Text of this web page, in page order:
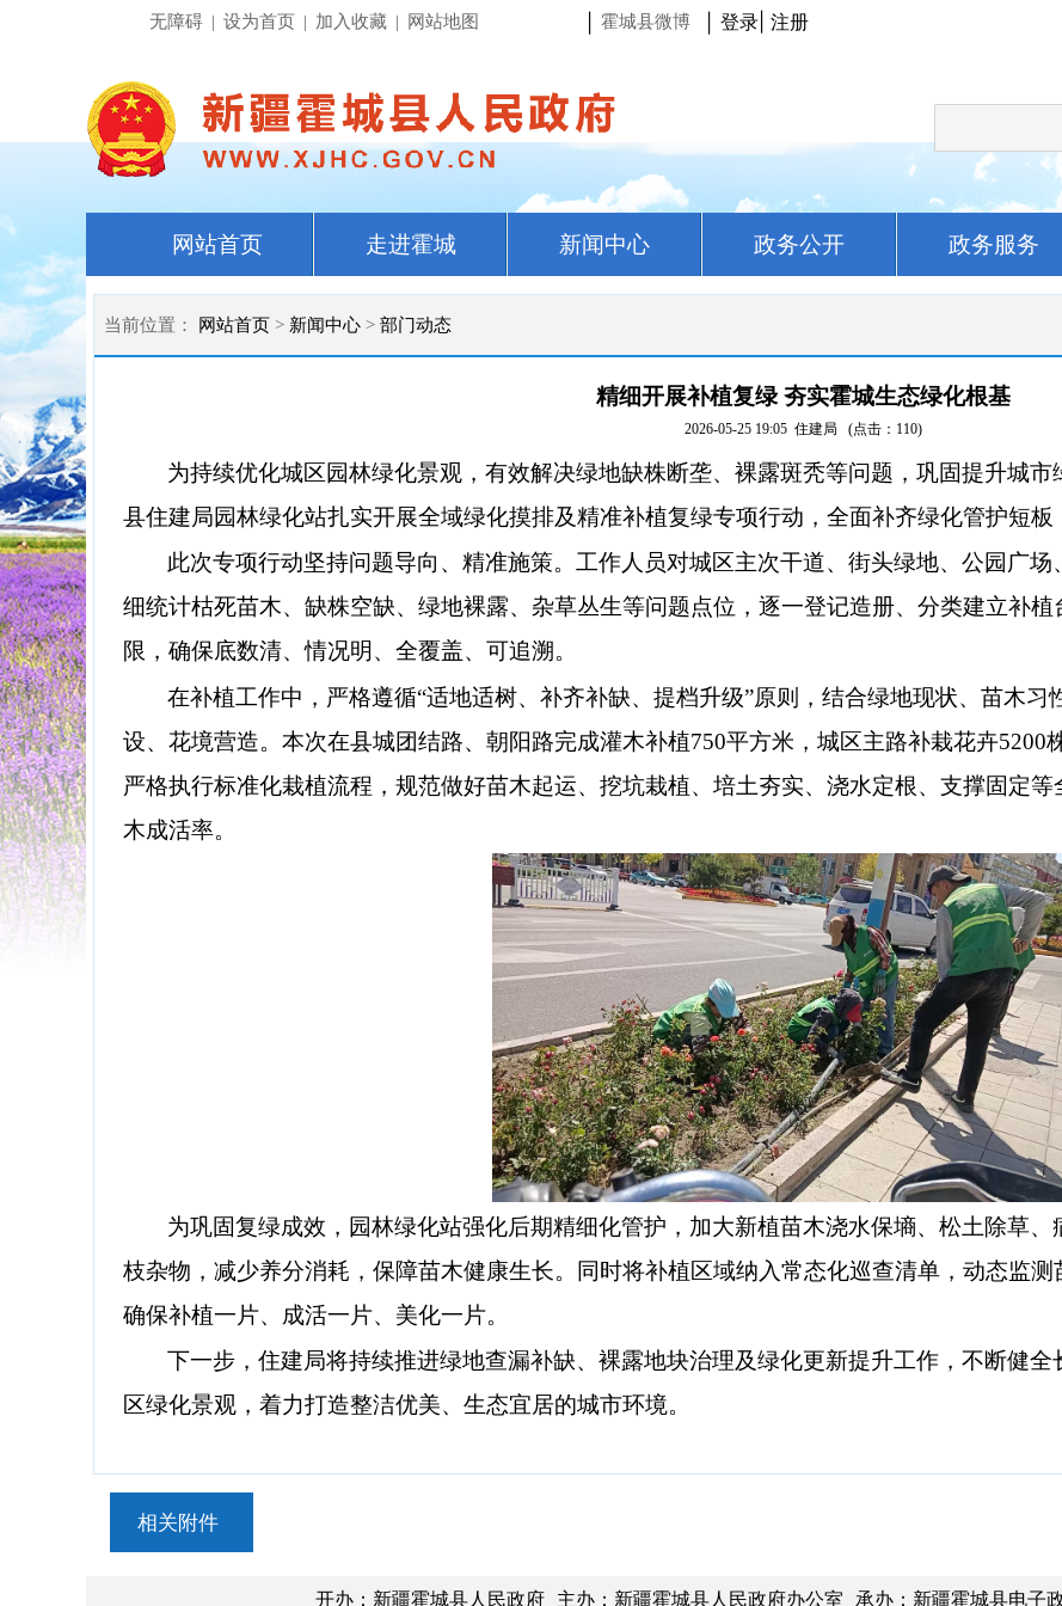
无障碍 | 设为首页 | 加入收藏 | 网站地图 霍城县微博 登录 注册
网站首页 走进霍城 新闻中心 政务公开 政务服务
当前位置： 网站首页 > 新闻中心 > 部门动态
精细开展补植复绿 夯实霍城生态绿化根基
2026-05-25 19:05 住建局 (点击： 110)
为持续优化城区园林绿化景观，有效解决绿地缺株断垄、裸露斑秃等问题，巩固提升城市
县住建局园林绿化站扎实开展全域绿化摸排及精准补植复绿专项行动，全面补齐绿化管护短板
此次专项行动坚持问题导向、精准施策。工作人员对城区主次干道、街头绿地、公园广场、
细统计枯死苗木、缺株空缺、绿地裸露、杂草丛生等问题点位，逐一登记造册、分类建立补
限，确保底数清、情况明、全覆盖、可追溯。
在补植工作中，严格遵循“适地适树、补齐补缺、提档升级”原则，结合绿地现状、苗木
设、花境营造。本次在县城团结路、朝阳路完成灌木补植750平方米，城区主路补栽花卉5200
严格执行标准化栽植流程，规范做好苗木起运、挖坑栽植、培土夯实、浇水定根、支撑固定
木成活率。
为巩固复绿成效，园林绿化站强化后期精细化管护，加大新植苗木浇水保墒、松土除草
枝杂物，减少养分消耗，保障苗木健康生长。同时将补植区域纳入常态化巡查清单，动态监测
确保补植一片、成活一片、美化一片。
下一步，住建局将持续推进绿地查漏补缺、裸露地块治理及绿化更新提升工作，不断健
区绿化景观，着力打造整洁优美、生态宜居的城市环境。
相关附件
开办：新疆霍城县人民政府 主办：新疆霍城县人民政府办公室 承办：新疆霍城县电子